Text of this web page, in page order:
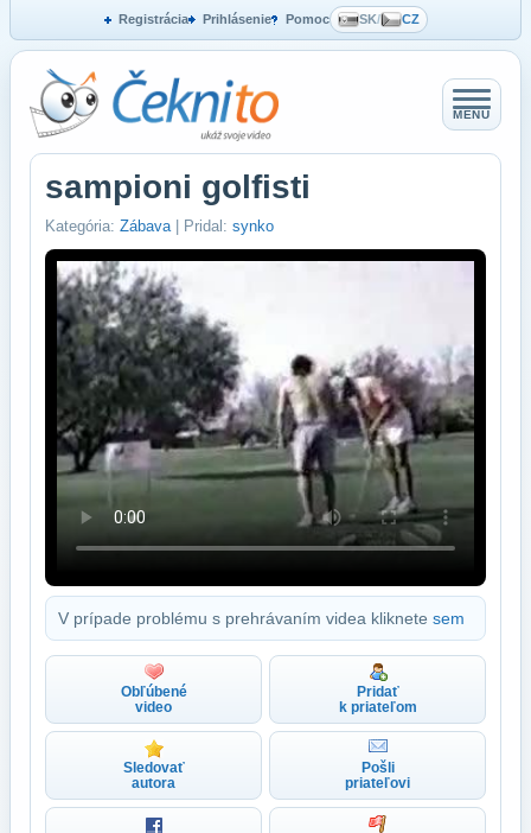
Registrácia Prihlásenie Pomoc SK/ CZ
MENU
sampioni golfisti
Kategória: Zábava | Pridal: synko
V prípade problému s prehrávaním videa kliknete sem
Obľúbené
video
Pridať
k priateľom
Sledovať
autora
Pošli
priateľovi